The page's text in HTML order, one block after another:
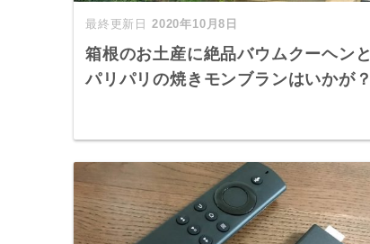
2020年10月8日
箱根のお土産に絶品バウムクーヘンと
パリパリの焼きモンブランはいかが？